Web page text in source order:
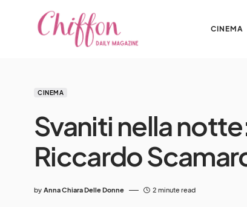
CINEMA
CINEMA
Svaniti nella
Riccardo
by Anna Chiara Delle Donne 2 minute read